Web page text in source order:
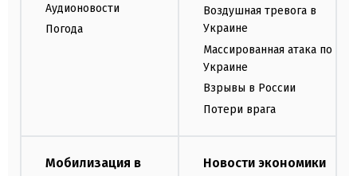
Аудионовости
Погода
Воздушная тревога в
Украине
Массированная атака по
Украине
Взрывы в России
Потери врага
Мобилизация в
Новости экономики